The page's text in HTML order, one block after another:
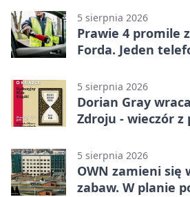
5 sierpnia 2026
Prawie 4 promile
Forda. Jeden
5 sierpnia 2026
Dorian Gray
Zdroju - wieczór z
5 sierpnia 2026
OWN zamieni się
zabaw. W planie